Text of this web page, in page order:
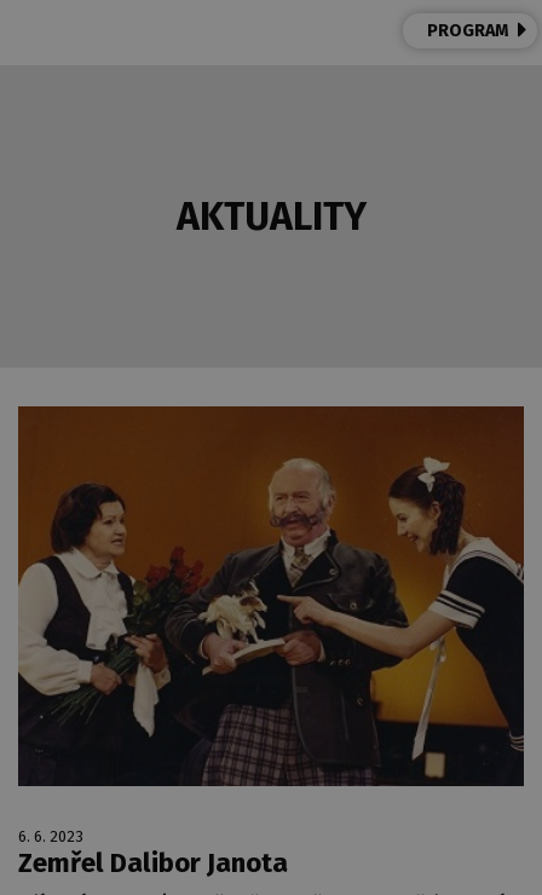
PROGRAM
AKTUALITY
6. 6. 2023
Zemřel Dalibor Janota